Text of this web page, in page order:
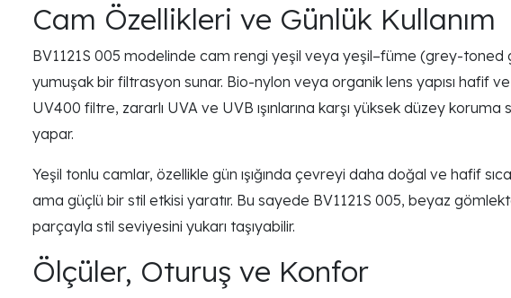
Cam Özellikleri ve Günlük Kullanım
BV1121S 005 modelinde cam rengi yeşil veya yeşil–füme (grey-
yumuşak bir filtrasyon sunar. Bio-nylon veya organik lens yapısı hafif
UV400 filtre, zararlı UVA ve UVB ışınlarına karşı yüksek düzey
yapar.
Yeşil tonlu camlar, özellikle gün ışığında çevreyi daha doğal ve hafif
ama güçlü bir stil etkisi yaratır. Bu sayede BV1121S 005, beyaz
parçayla stil seviyesini yukarı taşıyabilir.
Ölçüler, Oturuş ve Konfor